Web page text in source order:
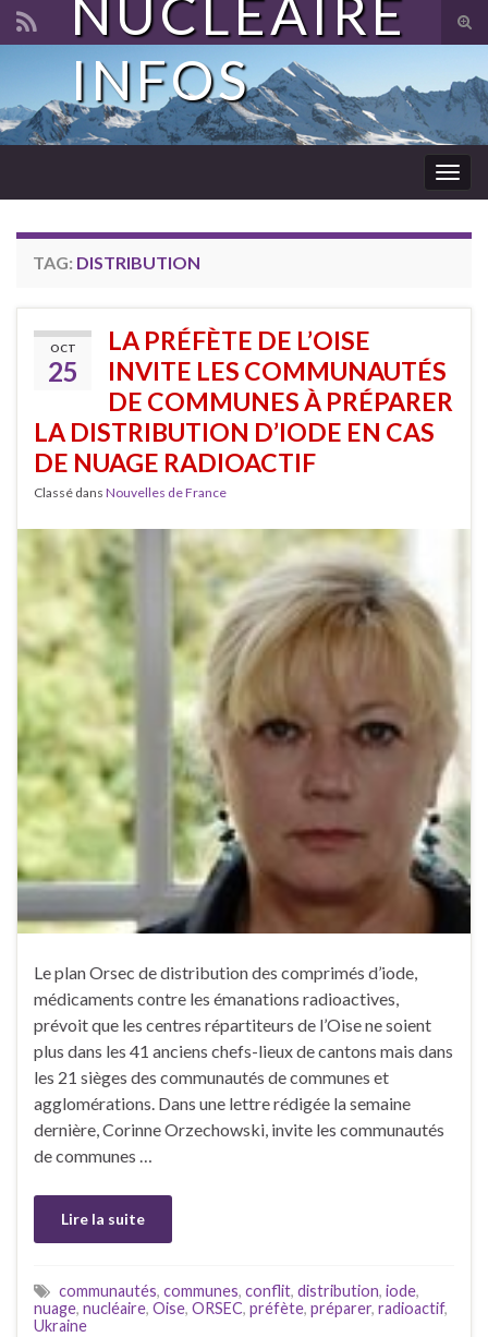
Search for:
NUCLÉAIRE
INFOS
TAG: DISTRIBUTION
OCT
25
LA PRÉFÈTE DE L’OISE
INVITE LES COMMUNAUTÉS
DE COMMUNES À PRÉPARER
LA DISTRIBUTION D’IODE EN CAS
DE NUAGE RADIOACTIF
Classé dans Nouvelles de France
Le plan Orsec de distribution des comprimés d’iode,
médicaments contre les émanations radioactives,
prévoit que les centres répartiteurs de l’Oise ne soient
plus dans les 41 anciens chefs-lieux de cantons mais dans
les 21 sièges des communautés de communes et
agglomérations. Dans une lettre rédigée la semaine
dernière, Corinne Orzechowski, invite les communautés
de communes …
Lire la suite
communautés, communes, conflit, distribution, iode,
nuage, nucléaire, Oise, ORSEC, préfète, préparer, radioactif,
Ukraine